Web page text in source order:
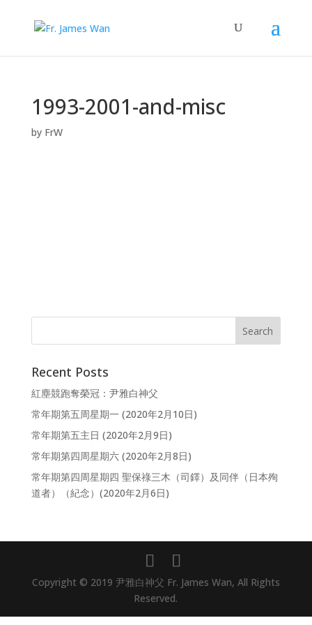
1993-2001-and-misc
by FrW
Recent Posts
紅塵競跑奪榮冠：尹雅白神父
常年期第五周星期一 (2020年2月10日)
常年期第五主日 (2020年2月9日)
常年期第四周星期六 (2020年2月8日)
常年期第四周星期四 聖保祿三木（司鐸）及同伴（日本殉
道者）（紀念）(2020年2月6日)
Copyright © 2019 尹雅白神父 Fr. James Wan, All Rights
Reserved.